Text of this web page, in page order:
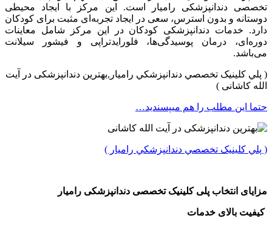
تخصصی دندانپزشکی رامیار است. این مرکز با ایجاد محیطی
دوستانه و بدون استرس، سعی در ایجاد تجربه‌ای مثبت برای کودکان
دارد. خدمات دندانپزشکی کودکان در این مرکز شامل معاینات
دوره‌ای، درمان پوسیدگی‌ها، فلورایدتراپی و فیشور سیلانت
می‌باشد.
( پلي کلينیک تخصصي دندانپزشکي راميار,بهترین دندانپزشکی در آیت
الله کاشانی )
حتما این مطلب را هم میپسندید…
( پلي کلينیک تخصصي دندانپزشکي راميار )
مزایای انتخاب پلی کلینیک تخصصی دندانپزشکی رامیار
کیفیت بالای خدمات